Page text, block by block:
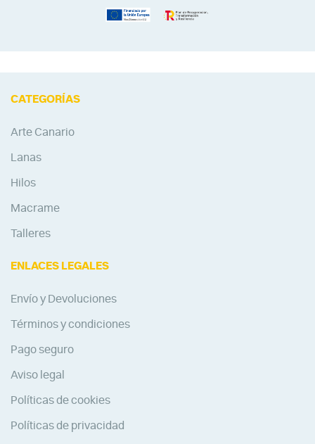
CATEGORÍAS
Arte Canario
Lanas
Hilos
Macrame
Talleres
ENLACES LEGALES
Envío y Devoluciones
Términos y condiciones
Pago seguro
Aviso legal
Políticas de cookies
Políticas de privacidad